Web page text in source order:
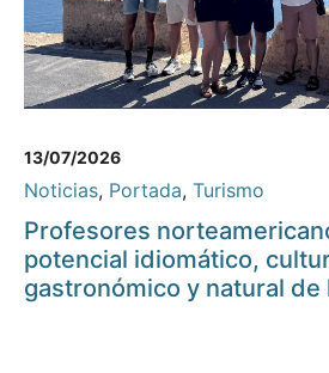
13/07/2026
Noticias, Portada, Turismo
Profesores
potencial idiomático,
gastronómico y natural de